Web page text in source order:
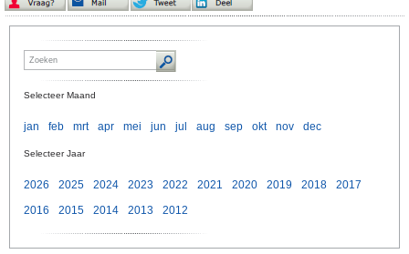
Selecteer Maand
jan feb mrt apr mei jun jul aug sep okt nov dec
Selecteer Jaar
2026 2025 2024 2023 2022 2021 2020 2019 2018
2017
2016
2015 2014 2013 2012